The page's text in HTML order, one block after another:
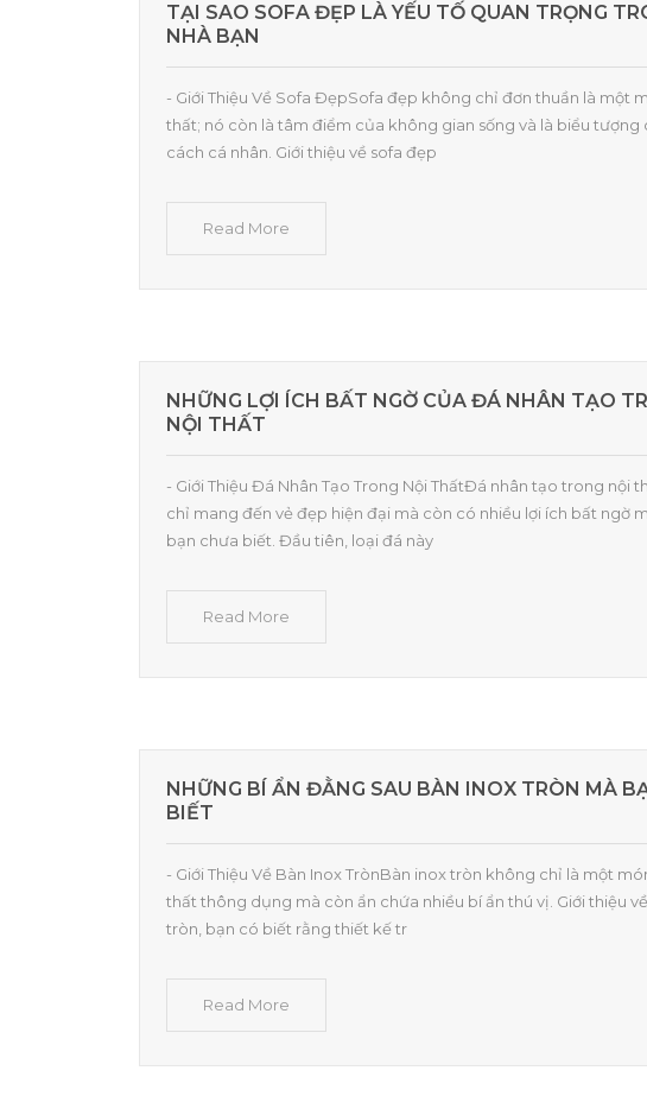
TẠI SAO SOFA ĐẸP LÀ YẾU TỐ QUAN TRỌNG
NHÀ BẠN
- Giới Thiệu Về Sofa ĐẹpSofa đẹp không chỉ đơn thuần là một
thất; nó còn là tâm điểm của không gian sống và là biểu tượng
cách cá nhân. Giới thiệu về sofa đẹp
Read More
NHỮNG LỢI ÍCH BẤT NGỜ CỦA ĐÁ NHÂN TẠO
NỘI THẤT
- Giới Thiệu Đá Nhân Tạo Trong Nội ThấtĐá nhân tạo trong nội
chỉ mang đến vẻ đẹp hiện đại mà còn có nhiều lợi ích bất ngờ
bạn chưa biết. Đầu tiên, loại đá này
Read More
NHỮNG BÍ ẨN ĐẰNG SAU BÀN INOX TRÒN MÀ
BIẾT
- Giới Thiệu Về Bàn Inox TrònBàn inox tròn không chỉ là một
thất thông dụng mà còn ẩn chứa nhiều bí ẩn thú vị. Giới thiệu
tròn, bạn có biết rằng thiết kế tr
Read More